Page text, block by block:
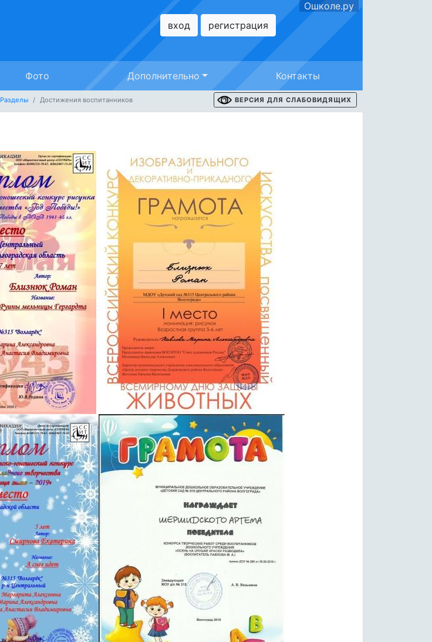
Ошколе.ру
вход
регистрация
Фото Дополнительно Контакты
Разделы Достижения воспитанников ВЕРСИЯ ДЛЯ СЛАБОВИДЯЩИХ